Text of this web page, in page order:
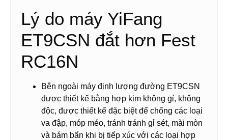
Lý do máy YiFang
ET9CSN đắt hơn Fest
RC16N
Bên ngoài máy định lượng đường ET9CSN
được thiết kế bằng hợp kim không gỉ, không
độc, được thiết kế đặc biệt để chống các loại
va đập, móp méo, tránh tránh gỉ sét, mài mòn
và bám bẩn khi bị tiếp xúc với các loại hợp